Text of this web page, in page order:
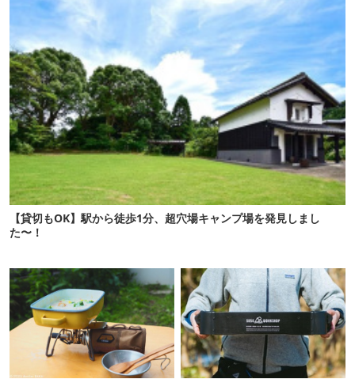
【貸切もOK】駅から徒歩1分、超穴場キャンプ場を発見しまし
た〜！